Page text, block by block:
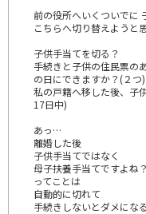
前の役所へいくついでに
こちらへ切り替えようと
子供手当てを切る？
手続きと子供の住民票の
の日にできますか？(２つ)
私の戸籍へ移した後、子
17日中)
あっ…
離婚した後
子供手当てではなく
母子扶養手当てですよね？
ってことは
自動的に切れて
手続きしないとダメにな